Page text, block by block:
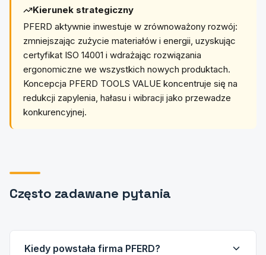
Kierunek strategiczny
PFERD aktywnie inwestuje w zrównoważony rozwój:
zmniejszając zużycie materiałów i energii, uzyskując
certyfikat ISO 14001 i wdrażając rozwiązania
ergonomiczne we wszystkich nowych produktach.
Koncepcja PFERD TOOLS VALUE koncentruje się na
redukcji zapylenia, hałasu i wibracji jako przewadze
konkurencyjnej.
Często zadawane pytania
Kiedy powstała firma PFERD?